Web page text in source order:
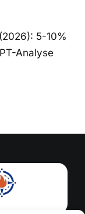
5-10%
Analyse